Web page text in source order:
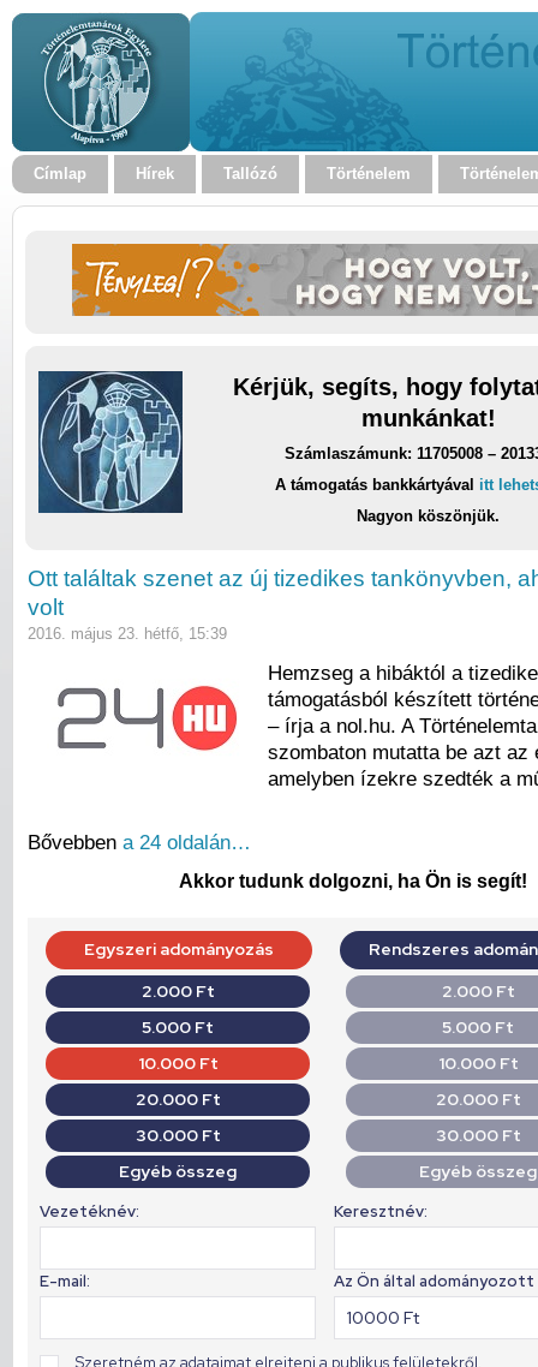
Címlap Hírek Tallózó Történelem
Kérjük, segíts, hogy
munkánkat!
Számlaszámunk: 11705008 –
A támogatás bankkártyával itt
Nagyon köszönjük.
Ott találtak szenet az új tizedikes tankönyvben,
volt
2016. május 23. hétfő, 15:39
Hemzseg a hibáktól a
támogatásból készített
– írja a nol.hu. A
szombaton mutatta be azt az
amelyben ízekre szedték a
Bővebben a 24 oldalán…
Akkor tudunk dolgozni, ha Ön is segít!